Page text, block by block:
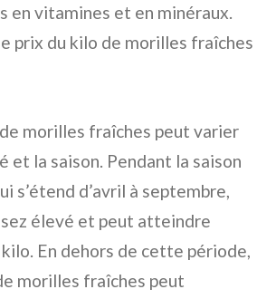
en vitamines et en minéraux.
prix du kilo de morilles fraîches
morilles fraîches peut varier
et la saison. Pendant la saison
s’étend d’avril à septembre,
élevé et peut atteindre
kilo. En dehors de cette période,
morilles fraîches peut